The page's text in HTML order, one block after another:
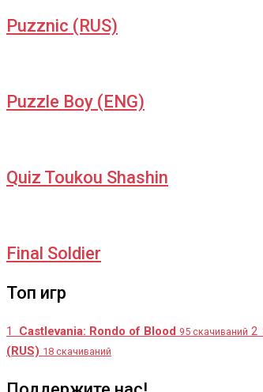
Puzznic (RUS)
Puzzle Boy (ENG)
Quiz Toukou Shashin
Final Soldier
Топ игр
1 Castlevania: Rondo of Blood 95 скачиваний 2
(RUS) 18 скачиваний